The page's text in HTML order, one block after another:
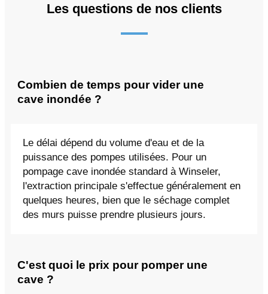
Les questions de nos clients
Combien de temps pour vider une
cave inondée ?
Le délai dépend du volume d'eau et de la
puissance des pompes utilisées. Pour un
pompage cave inondée standard à Winseler,
l'extraction principale s'effectue généralement en
quelques heures, bien que le séchage complet
des murs puisse prendre plusieurs jours.
C'est quoi le prix pour pomper une
cave ?